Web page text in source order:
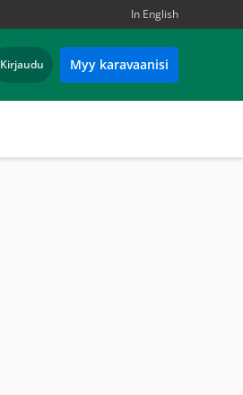
In English
Kirjaudu Myy karavaanisi